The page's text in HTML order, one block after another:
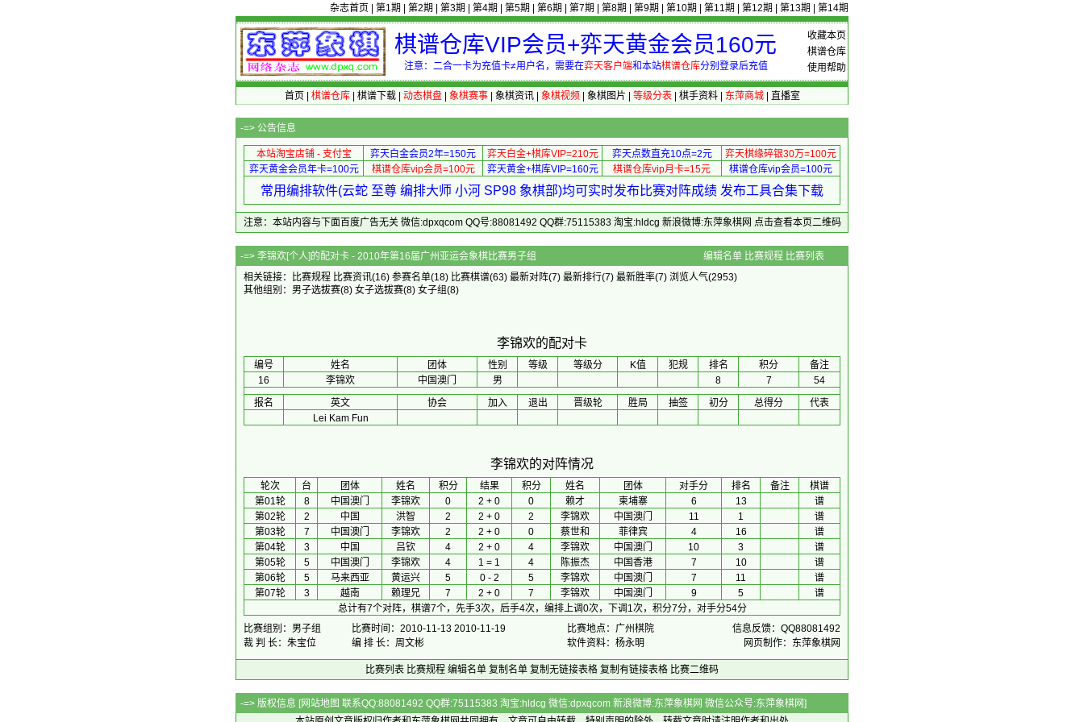
杂志首页 第1期 第2期 第3期 第4期 第5期 第6期 第7期 第8期 第9期 第10期 第11期 第12期 第13期 第14期
收藏本页
棋谱仓库
使用帮助
棋谱仓库VIP会员+弈天黄金会员160元
注意：二合一卡为充值卡≠用户名，需要在弈天客户端和本站棋谱仓库分别登录后充值
首页 棋谱仓库| 棋谱下载| 动态棋盘| 象棋赛事| 象棋资讯| 象棋视频 象棋图片 等级分表| 棋手资料| 东萍商城| 直播室
-=> 公告信息
本站淘宝店铺 - 支付宝 弈天白金会员2年=150元 弈天白金+棋库VIP=210元 弈天点数直充10点=2元
弈天棋缘碎银30万=100元
弈天黄金会员年卡=100元
棋谱仓库vip会员=100元 弈天黄金+棋库VIP=160元 棋谱仓库vip月卡=15元 棋谱仓库vip会员=100元
常用编排软件(云蛇 至尊 编排大师 小河 SP98 象棋部)均可实时发布比赛对阵成绩 发布工具合集下载
注意：本站内容与下面百度广告无关 微信:dpxqcom QQ号:88081492 QQ群:75115383 淘宝:hldcg 新浪微博:东萍象棋网 点击查看本页二维码
-=> 李锦欢[个人]的配对卡 - 2010年第16届广州亚运会象棋比赛男子组 编辑名单 比赛规程 比赛列表
相关链接：
比赛规程 比赛资讯(16) 参赛名单(18) 比赛棋谱(63) 最新对阵(7) 最新排行(7) 最新胜率(7) 浏览人气(2953)
其他组别： 男子选拔赛(8) 女子选拔赛(8) 女子组(8)
李锦欢的配对卡
编号 姓名 团体 性别 等级 等级分 K值 犯规 排名 积分
备注
16
李锦欢 中国澳门 男 8 7
54
报名
英文 协会 加入 退出 晋级轮 胜局 抽签 初分 总得分
代表
Lei Kam Fun
李锦欢的对阵情况
轮次 台 团体 姓名 积分 结果 积分 姓名 团体 对手分 排名 备注
棋谱
第01轮
8 中国澳门 李锦欢 0 2 + 0 0 赖才 柬埔寨 6 13
谱
第02轮
2 中国 洪智 2 2 + 0 2 李锦欢 中国澳门 11 1
谱
第03轮
7 中国澳门 李锦欢 2 2 + 0 0 蔡世和 菲律宾 4 16
谱
第04轮
3 中国 吕钦 4 2 + 0 4 李锦欢 中国澳门 10 3
谱
第05轮
5 中国澳门 李锦欢 4 1 = 1 4 陈振杰 中国香港 7 10
谱
第06轮
5 马来西亚 黄运兴 5 0 - 2 5 李锦欢 中国澳门 7 11
谱
第07轮
3 越南 赖理兄 7 2 + 0 7 李锦欢 中国澳门 9 5
谱
总计有7个对阵，棋谱7个，先手3次，后手4次，编排上调0次，下调1次，积分7分，对手分54分
比赛组别：男子组
比赛时间：2010-11-13 2010-11-19 比赛地点：广州棋院
信息反馈：QQ88081492
裁 判 长：朱宝位
编 排 长：周文彬 软件资料：杨永明 网页制作：东萍象棋网
比赛列表 比赛规程 编辑名单 复制名单 复制无链接表格 复制有链接表格 比赛二维码
-=> 版权信息 [网站地图 联系QQ:88081492 QQ群:75115383 淘宝:hldcg 微信:dpxqcom 新浪微博:东萍象棋网 微信公众号:东萍象棋网]